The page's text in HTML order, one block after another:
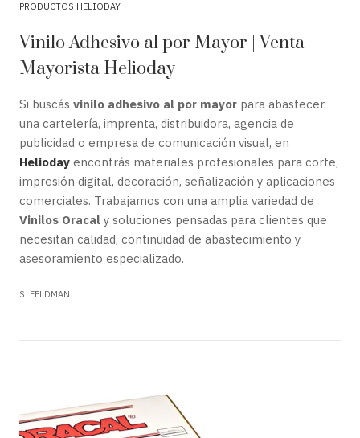
PRODUCTOS HELIODAY
Vinilo Adhesivo al por Mayor | Venta
Mayorista Helioday
Si buscás vinilo adhesivo al por mayor para abastecer
una cartelería, imprenta, distribuidora, agencia de
publicidad o empresa de comunicación visual, en
Helioday encontrás materiales profesionales para corte,
impresión digital, decoración, señalización y aplicaciones
comerciales. Trabajamos con una amplia variedad de
Vinilos Oracal y soluciones pensadas para clientes que
necesitan calidad, continuidad de abastecimiento y
asesoramiento especializado.
S. FELDMAN